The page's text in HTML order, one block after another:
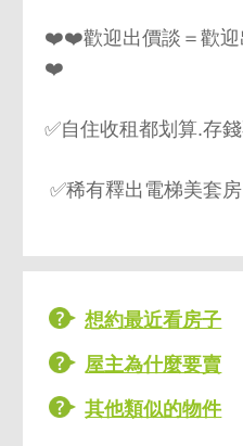
❤️❤️歡迎出價談＝歡
❤️
✅自住收租都划算.存
✅稀有釋出電梯美套房
✅國際牌電視.冰箱.大
✅24小時管理室收包裹
想約最近看房子
屋主為什麼要賣
其他類似的物件